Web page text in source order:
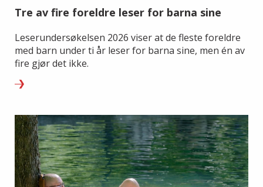
Tre av fire foreldre leser for barna sine
Leserundersøkelsen 2026 viser at de fleste foreldre
med barn under ti år leser for barna sine, men én av
fire gjør det ikke.